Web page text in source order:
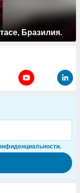
Бразилия.